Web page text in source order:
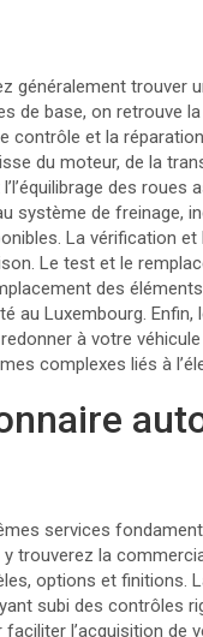
généralement trouver
de base, on retrouve
contrôle et la
du moteur, de la
des roues
système de freinage,
La vérification et
Le test et le
des
au Luxembourg. Enfin,
à votre véhicule
complexes liés à
services
y trouverez la
options et finitions.
subi des contrôles
l’acquisition de